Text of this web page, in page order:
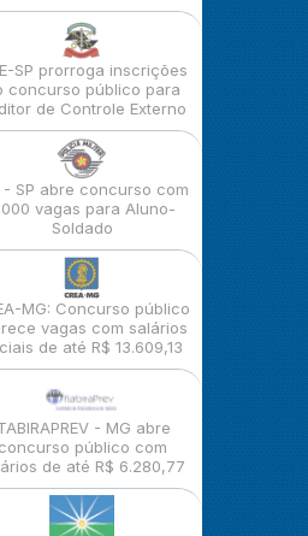
SP prorroga inscrições
concurso público para
de Controle Externo
- SP abre concurso com
vagas para Aluno-
Soldado
MG: Concurso público
vagas com salários
de até R$ 13.609,13
- MG abre
concurso público com
de até R$ 6.280,77